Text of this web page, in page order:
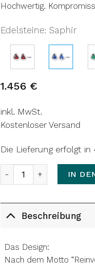
Hochwertig.
Edelsteine: Saphir
1.456 €
inkl. MwSt.
Kostenloser Versand
Die Lieferung erfolgt in
Ohrstecker TRILLION |
IN
Beschreibung
Das Design:
Nach dem Motto